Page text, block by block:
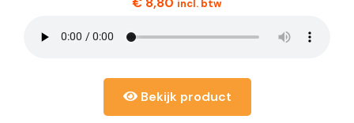
incl. btw
Bekijk product